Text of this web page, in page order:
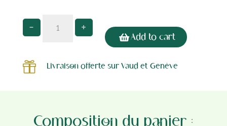
-
Fruit
+
Add to cart
 Livraison offerte sur Vaud et Genève
Composition du panier :